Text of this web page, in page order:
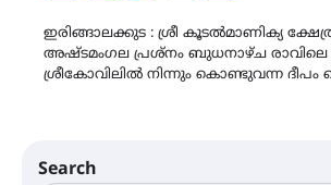
ഇരിങ്ങാലക്കുട : ശ്രീ കൂടൽമാണിക്യ
അഷ്ടമംഗല പ്രശ്നം ബുധനാഴ്ച രാവിലെ
ശ്രീകോവിലിൽ നിന്നും കൊണ്ടുവന്ന ദീപം
Search